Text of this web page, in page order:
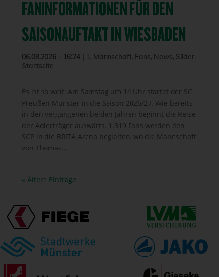
FANINFORMATIONEN FÜR DEN
SAISONAUFTAKT IN WIESBADEN
06.08.2026 - 16:24| 1. Mannschaft, Fans, News, Slider-
Startseite
Es ist so weit: Am Samstag um 14 Uhr startet der SC
Preußen Münster in die Saison 2026/27. Wie bereits
in den vergangenen beiden Jahren beginnt die Reise
der Adlerträger auswärts. 1.319 Fans werden den
SCP in die BRITA Arena begleiten, wo die Mannschaft
von Thomas...
« Ältere Einträge